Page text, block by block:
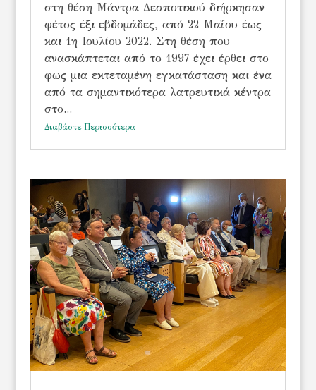
στη θέση Μάντρα Δεσποτικού διήρκησαν
φέτος έξι εβδομάδες, από 22 Μαΐου έως
και 1η Ιουλίου 2022. Στη θέση που
ανασκάπτεται από το 1997 έχει έρθει στο
φως μια εκτεταμένη εγκατάσταση και ένα
από τα σημαντικότερα λατρευτικά κέντρα
στο...
Διαβάστε Περισσότερα